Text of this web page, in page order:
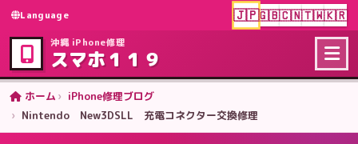
Language 🇯🇵🇬🇧🇨🇳🇹🇼🇰🇷
沖縄 iPhone修理
スマホ１１９
ホーム
iPhone修理ブログ
Nintendo New3DSLL 充電コネクター交換修理